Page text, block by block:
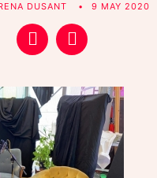
DUSANT 9 MAY 2020